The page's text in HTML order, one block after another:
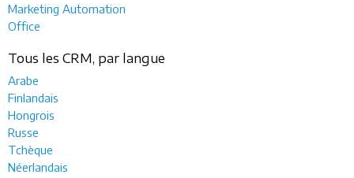
Marketing Automation
Office
Tous les CRM, par langue
Arabe
Finlandais
Hongrois
Russe
Tchèque
Néerlandais